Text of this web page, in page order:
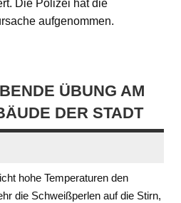
Die Polizei hat die
aufgenommen.
ÜBUNG AM H
DER STADT
hohe Temperaturen den
die Schweißperlen auf die Stirn,